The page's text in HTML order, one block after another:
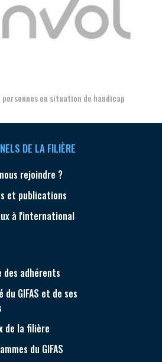
en situation de handicap
DE LA FILIÈRE
rejoindre ?
et publications
à l'international
des adhérents
GIFAS et de ses
de la filière
du GIFAS